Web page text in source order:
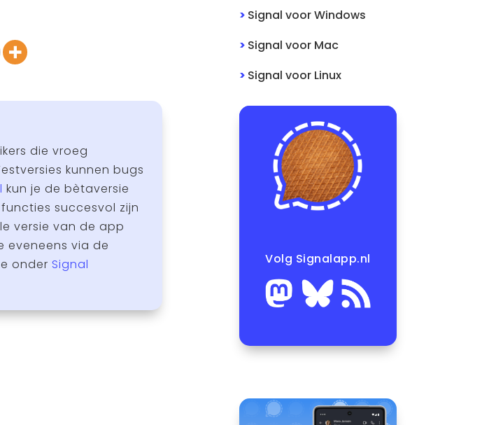
die vroeg
kunnen bugs
kun je de bètaversie
succesvol zijn
versie van de app
eveneens via de
onder Signal
> Signal voorWindows
> Signal voor Mac
> Signal voor Linux
Volg Signalapp.nl